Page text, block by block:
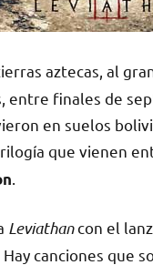
aztecas, al
entre finales de
en suelos
que vienen
Leviathancon el
canciones que